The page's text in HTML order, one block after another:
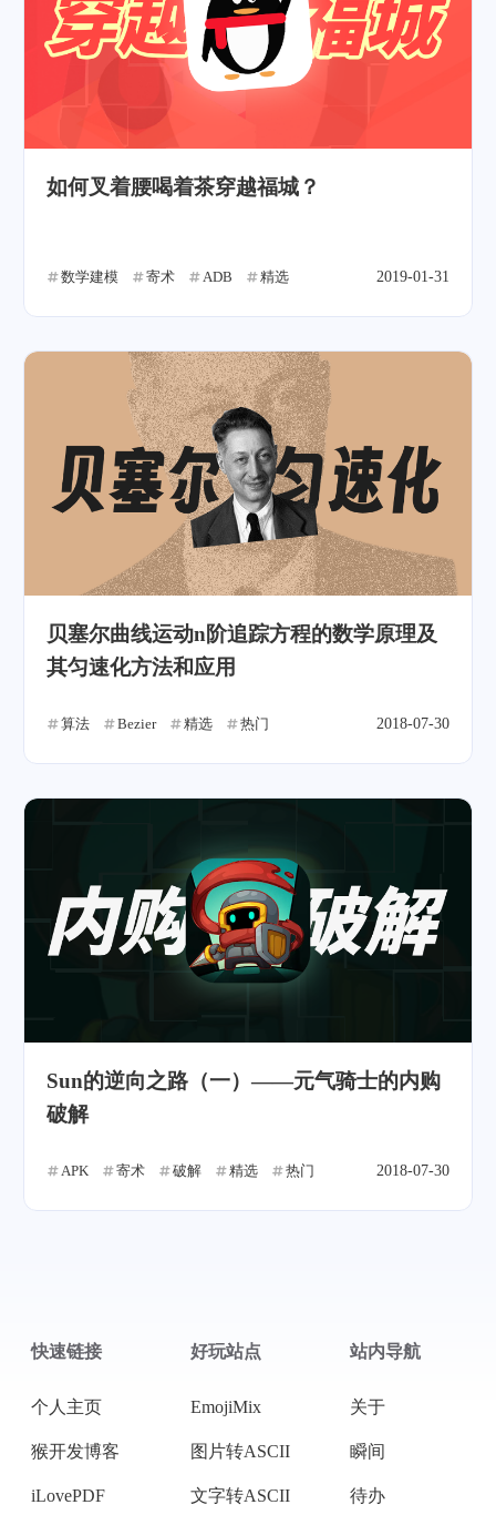
如何叉着腰喝着茶穿越福城？
数学建模 寄术 ADB 精选 2019-01-31
贝塞尔曲线运动n阶追踪方程的数学原理及
其匀速化方法和应用
算法 Bezier 精选 热门 2018-07-30
Sun的逆向之路（一）——元气骑士的内购
破解
APK 寄术 破解 精选 热门 2018-07-30
快速链接
个人主页
猴开发博客
iLovePDF
好玩站点
EmojiMix
图片转ASCII
文字转ASCII
站内导航
关于
瞬间
待办